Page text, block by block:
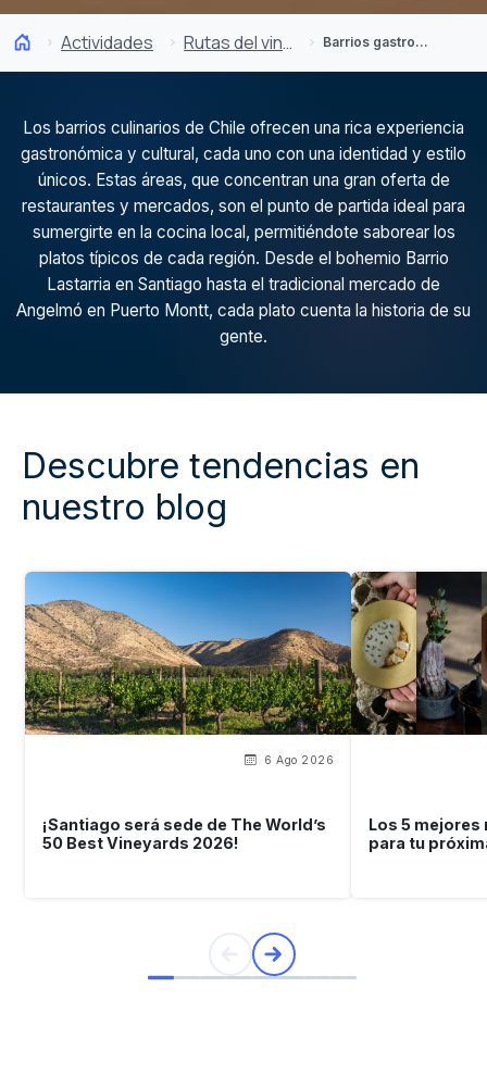
Actividades Rutas del vino y gastronomía Barrios gastronómicos
Los barrios culinarios de Chile ofrecen una rica experiencia
gastronómica y cultural, cada uno con una identidad y estilo
únicos. Estas áreas, que concentran una gran oferta de
restaurantes y mercados, son el punto de partida ideal para
sumergirte en la cocina local, permitiéndote saborear los
platos típicos de cada región. Desde el bohemio Barrio
Lastarria en Santiago hasta el tradicional mercado de
Angelmó en Puerto Montt, cada plato cuenta la historia de su
gente.
Descubre tendencias en
nuestro blog
6 Ago 2026
¡Santiago será sede de The World’s
50 Best Vineyards 2026!
Los 5 mejores
para tu